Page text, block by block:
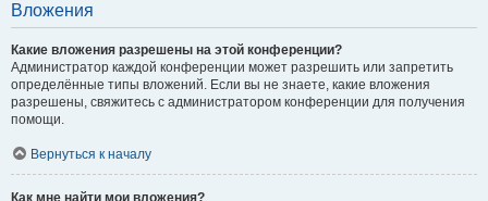
Вложения
Какие вложения разрешены на этой конференции?
Администратор каждой конференции может разрешить или запретить
определённые типы вложений. Если вы не знаете, какие вложения
разрешены, свяжитесь с администратором конференции для получения
помощи.
Вернуться к началу
Как мне найти мои вложения?